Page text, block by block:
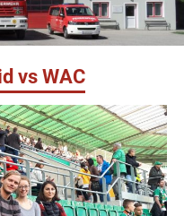
vs WAC